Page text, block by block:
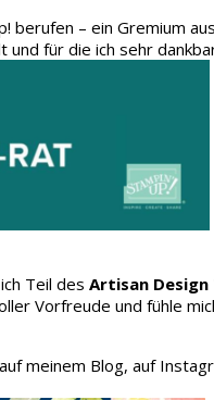
berufen – ein Gremium
und für die ich sehr
Teil des Artisan Design
Vorfreude und fühle
meinem Blog, auf